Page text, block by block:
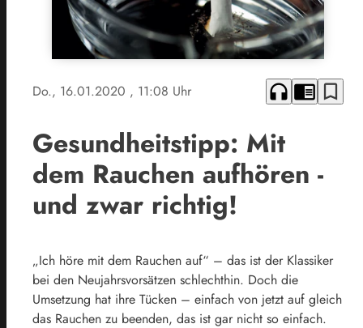
Do., 16.01.2020 , 11:08 Uhr headphones chrome_reader_mode bookmark_border
Gesundheitstipp: Mit
dem Rauchen aufhören -
und zwar richtig!
„Ich höre mit dem Rauchen auf“ – das ist der Klassiker
bei den Neujahrsvorsätzen schlechthin. Doch die
Umsetzung hat ihre Tücken – einfach von jetzt auf gleich
das Rauchen zu beenden, das ist gar nicht so einfach.